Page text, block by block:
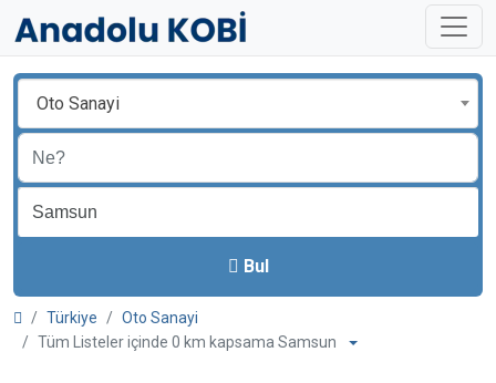
Oto Sanayi
Bul
Türkiye
Oto Sanayi
Tüm Listeler içinde 0 km kapsama Samsun